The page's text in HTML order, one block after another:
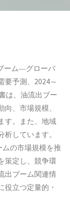
ーム―グローバ
要予測、2024～
は、油流出ブー
、市場規模、
す。また、地域
しています。
の市場規模を推
策定し、競争環
出ブーム関連情
役立つ定量的・